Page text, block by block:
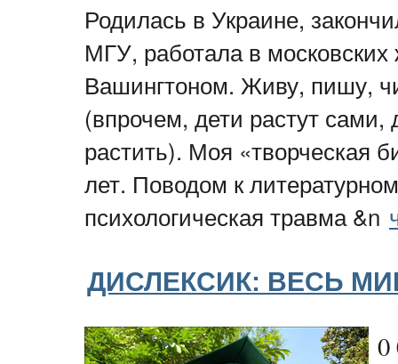
Родилась в Украине,
МГУ, работала в
Вашингтоном. Живу, пишу,
(впрочем, дети растут
растить). Моя «творческая
лет. Поводом к
психологическая травма &n
ДИСЛЕКСИК: ВЕСЬ
0